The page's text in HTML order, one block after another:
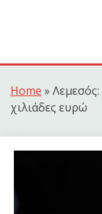
Home »
χιλιάδες ευρώ